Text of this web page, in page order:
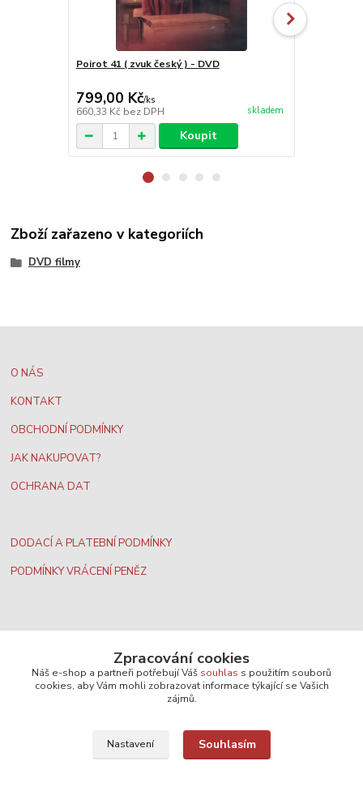
Poirot 41 ( zvuk český ) - DVD
799,00 Kč/ks
660,33 Kč bez DPH skladem
Koupit
Zboží zařazeno v kategoriích
DVD filmy
O NÁS
KONTAKT
OBCHODNÍ PODMÍNKY
JAK NAKUPOVAT?
OCHRANA DAT
DODACÍ A PLATEBNÍ PODMÍNKY
PODMÍNKY VRÁCENÍ PENĚZ
Plážový volejbal, rezervace kurtů
Filmové novinky na DVD a Blu-Ray
Zpracování cookies
Náš e-shop a partneři potřebují Váš souhlas s použitím souborů
cookies, aby Vám mohli zobrazovat informace týkající se Vašich
zájmů.
Nastavení Souhlasím